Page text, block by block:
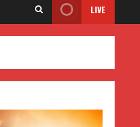
LIVE